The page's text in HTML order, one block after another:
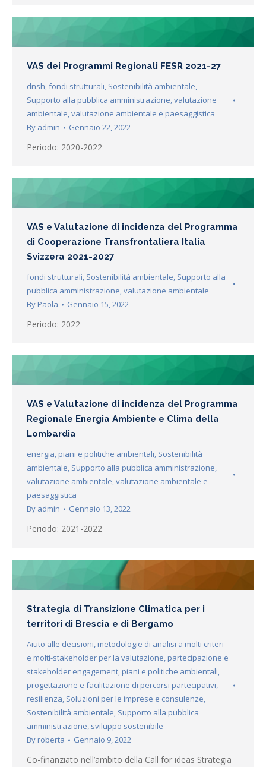
VAS dei Programmi Regionali FESR 2021-27
dnsh,fondi strutturali, Sostenibilità ambientale,
Supporto alla pubblica amministrazione,valutazione
ambientale,valutazione ambientale e paesaggistica
By admin Gennaio 22, 2022
Periodo: 2020-2022
VAS e Valutazione di incidenza del Programma
di Cooperazione Transfrontaliera Italia
Svizzera 2021-2027
fondi strutturali, Sostenibilità ambientale, Supporto alla
pubblica amministrazione,valutazione ambientale
By Paola Gennaio 15, 2022
Periodo: 2022
VAS e Valutazione di incidenza del Programma
Regionale Energia Ambiente e Clima della
Lombardia
energia, piani e politiche ambientali, Sostenibilità
ambientale, Supporto alla pubblica amministrazione,
valutazione ambientale,valutazione ambientale e
paesaggistica
By admin Gennaio 13, 2022
Periodo: 2021-2022
Strategia di Transizione Climatica per i
territori di Brescia e di Bergamo
Aiuto alle decisioni, metodologie di analisi a molti criteri
e molti-stakeholder per la valutazione, partecipazione e
stakeholder engagement, piani e politiche ambientali,
progettazione e facilitazione di percorsi partecipativi,
resilienza, Soluzioni per le imprese e consulenze,
Sostenibilità ambientale, Supporto alla pubblica
amministrazione, sviluppo sostenibile
By roberta Gennaio 9, 2022
Co-finanziato nell’ambito della Call for ideas Strategia